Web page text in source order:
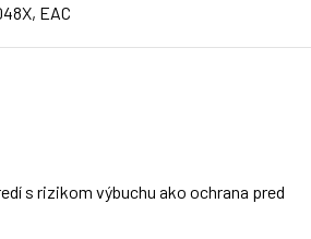
EAC
s rizikom výbuchu ako ochrana pred